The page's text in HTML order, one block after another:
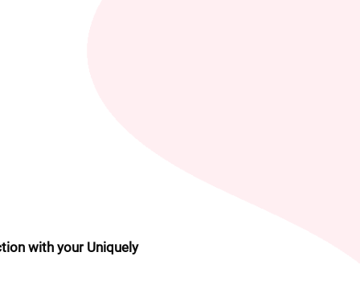
with your Uniquely